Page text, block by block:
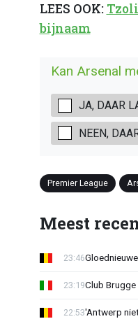
LEES OOK:
bijnaam
Kan Arsenal
JA, DAAR
NEEN,
Premier League
Meest
23:46
Club
23:19
'Antwerp
22:53